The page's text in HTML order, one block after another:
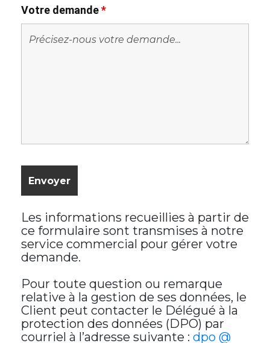
Votre demande*
Les informations recueillies à partir de
ce formulaire sont transmises à notre
service commercial pour gérer votre
demande.
Pour toute question ou remarque
relative à la gestion de ses données, le
Client peut contacter le Délégué à la
protection des données (DPO) par
courriel à l’adresse suivante : dpo @